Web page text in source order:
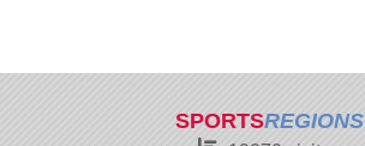
SPORTSREGIONS